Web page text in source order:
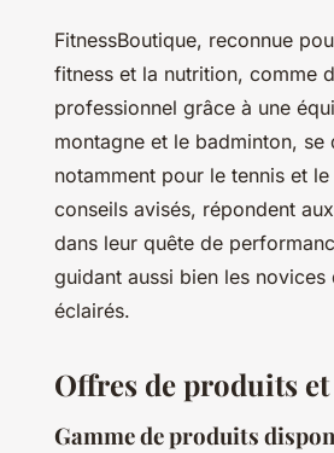
FitnessBoutique, reconnue
fitness et la nutrition, comme
professionnel grâce à une
montagne et le badminton,
notamment pour le tennis et
conseils avisés, répondent
dans leur quête de
guidant aussi bien les
éclairés.
Offres de produits
Gamme de produits